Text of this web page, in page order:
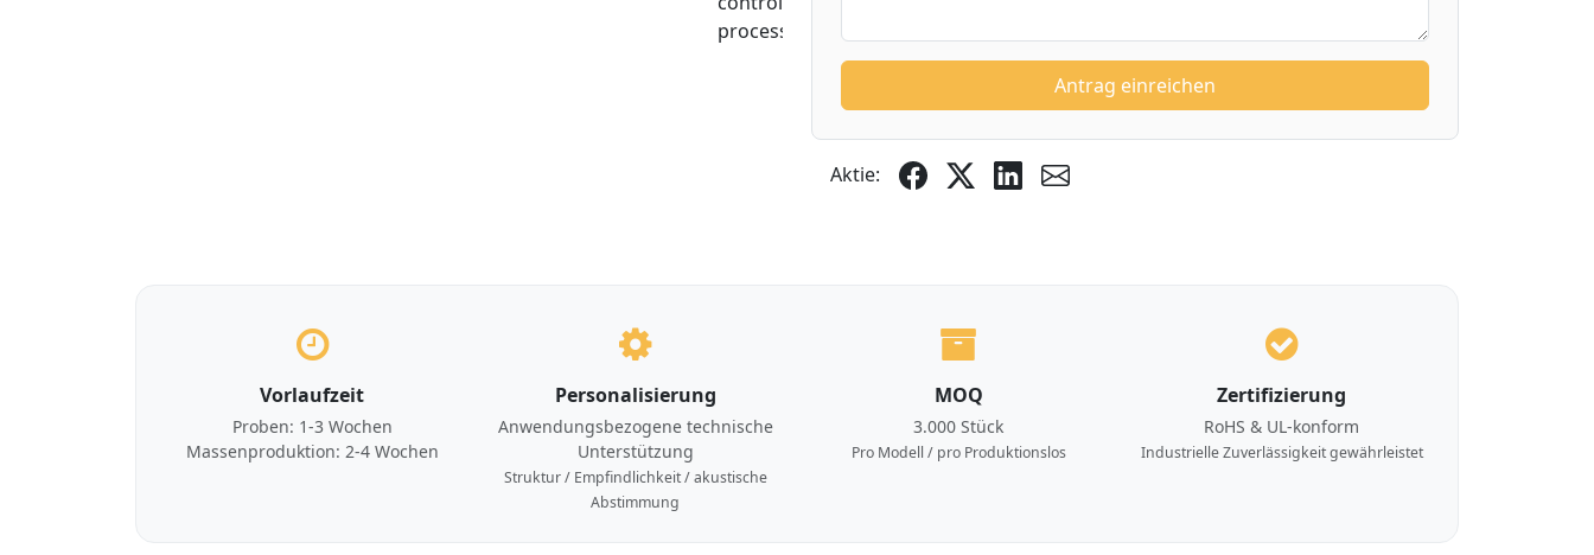
Antrag einreichen
Aktie:
Vorlaufzeit
Proben: 1-3 Wochen
Massenproduktion: 2-4 Wochen
Personalisierung
Anwendungsbezogene technische
Unterstützung
Struktur / Empfindlichkeit / akustische
Abstimmung
MOQ
3.000 Stück
Pro Modell / pro Produktionslos
Zertifizierung
RoHS & UL-konform
Industrielle Zuverlässigkeit gewährleistet